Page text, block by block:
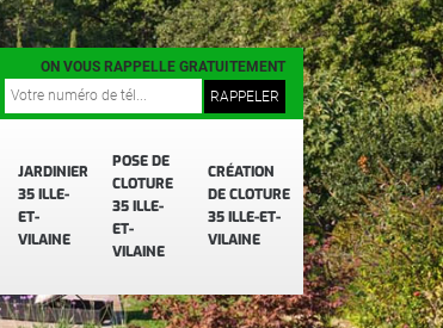
JARDINIER
35 ILLE-
ET-
VILAINE
POSE DE
CLOTURE
35 ILLE-
ET-
VILAINE
CRÉATION
DE CLOTURE
35 ILLE-ET-
VILAINE
ON VOUS RAPPELLE GRATUITEMENT